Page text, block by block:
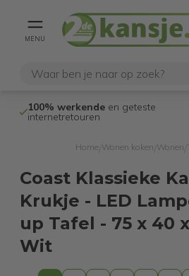
MENU
100% werkende en geteste
internetretouren
Home Wonen koken Wonen
Coast Klassieke
Krukje - LED
up Tafel - 75 x 40
Wit